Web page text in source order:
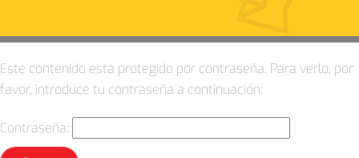
Este contenido está protegido por contraseña. Para verlo, por
favor, introduce tu contraseña a continuación:
Contraseña: